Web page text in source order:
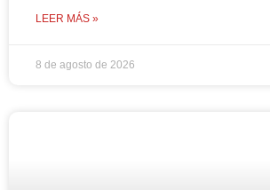
LEER MÁS »
8 de agosto de 2026